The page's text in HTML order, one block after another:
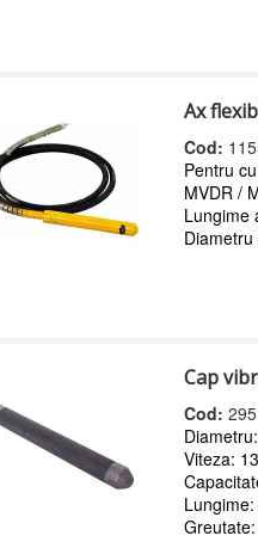
Ax
Cod:
Pentru
MVDR /
Lungime
Cap
Cod:
Viteza: